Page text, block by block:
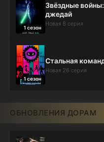
1 сезон
Звёздные
джедай
Новая 8 серия
1 сезон
Стальная
Новая 26 серия
ОБНОВЛЕНИЯ ДОРАМ